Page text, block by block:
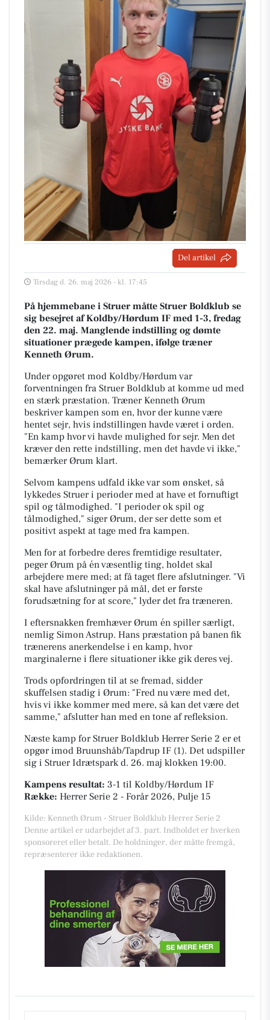
Del artikel
Tirsdag d. 26. maj 2026 - kl. 17:45
På hjemmebane i Struer måtte Struer Boldklub se
sig besejret af Koldby/Hørdum IF med 1-3, fredag
den 22. maj. Manglende indstilling og dømte
situationer prægede kampen, ifølge træner
Kenneth Ørum.
Under opgøret mod Koldby/Hørdum var
forventningen fra Struer Boldklub at komme ud med
en stærk præstation. Træner Kenneth Ørum
beskriver kampen som en, hvor der kunne være
hentet sejr, hvis indstillingen havde været i orden.
"En kamp hvor vi havde mulighed for sejr. Men det
kræver den rette indstilling, men det havde vi ikke,"
bemærker Ørum klart.
Selvom kampens udfald ikke var som ønsket, så
lykkedes Struer i perioder med at have et fornuftigt
spil og tålmodighed. "I perioder ok spil og
tålmodighed," siger Ørum, der ser dette som et
positivt aspekt at tage med fra kampen.
Men for at forbedre deres fremtidige resultater,
peger Ørum på én væsentlig ting, holdet skal
arbejdere mere med; at få taget flere afslutninger. "Vi
skal have afslutninger på mål, det er første
forudsætning for at score," lyder det fra træneren.
I eftersnakken fremhæver Ørum én spiller særligt,
nemlig Simon Astrup. Hans præstation på banen fik
trænerens anerkendelse i en kamp, hvor
marginalerne i flere situationer ikke gik deres vej.
Trods opfordringen til at se fremad, sidder
skuffelsen stadig i Ørum: "Fred nu være med det,
hvis vi ikke kommer med mere, så kan det være det
samme," afslutter han med en tone af refleksion.
Næste kamp for Struer Boldklub Herrer Serie 2 er et
opgør imod Bruunshåb/Tapdrup IF (1). Det udspiller
sig i Struer Idrætsparkd. 26. maj klokken 19:00.
Kampens resultat: 3-1 til Koldby/Hørdum IF
Række: Herrer Serie 2 - Forår 2026, Pulje 15
Kilde: Kenneth Ørum - Struer Boldklub Herrer Serie 2
Denne artikel er udarbejdet af 3. part. Indholdet er hverken
sponsoreret eller betalt. De holdninger, der måtte fremgå,
repræsenterer ikke redaktionen.